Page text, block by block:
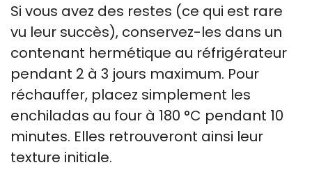
Si vous avez des restes (ce qui est rare
vu leur succès), conservez-les dans un
contenant hermétique au réfrigérateur
pendant 2 à 3 jours maximum. Pour
réchauffer, placez simplement les
enchiladas au four à 180 °C pendant 10
minutes. Elles retrouveront ainsi leur
texture initiale.